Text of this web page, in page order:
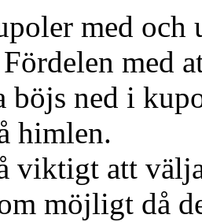
med och
med
böjs ned i
himlen.
viktigt att
möjligt då